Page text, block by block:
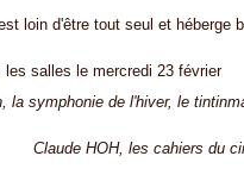
loin d'être tout seul et héberge
salles le mercredi 23 février
la symphonie de l'hiver, le
Claude HOH, les cahiers du